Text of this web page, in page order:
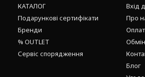
КАТАЛОГ
Подарункові сертифікати
Бренди
% OUTLET
Сервіс спорядження
Вхід
Про
Блог